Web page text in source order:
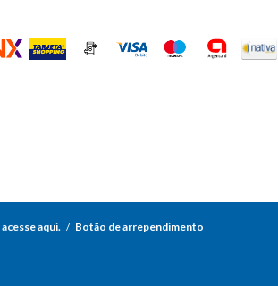
acesse aqui. / Botão de arrependimento